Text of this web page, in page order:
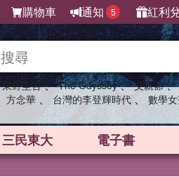
購物車 通知 5 紅利
東野圭吾 、 The Odyssey 、 父親節 、
方念華 、 台灣的李登輝時代 、 數學
三民東大 電子書